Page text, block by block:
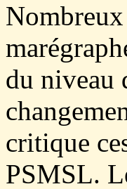
Nombreux
du niveau
critique
PSMSL.